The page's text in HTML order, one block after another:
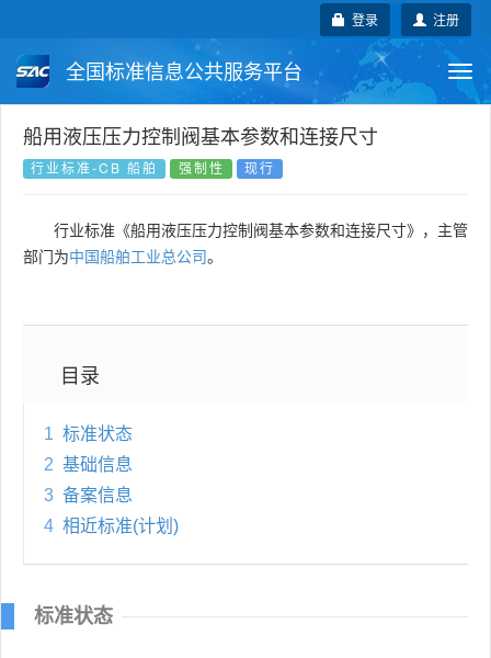
注册
登录
全国标准信息公共服务平台
国家标准 行业标准 地方标准
国外标准 技术委员会
船用液压压力控制阀基本参数和连接尺寸
行业标准-CB 船舶 强制性 现行
行业标准《船用液压压力控制阀基本参数和连接尺寸》，主管
部门为中国船舶工业总公司。
目录
1 标准状态
2 基础信息
3 备案信息
4 相近标准(计划)
标准状态